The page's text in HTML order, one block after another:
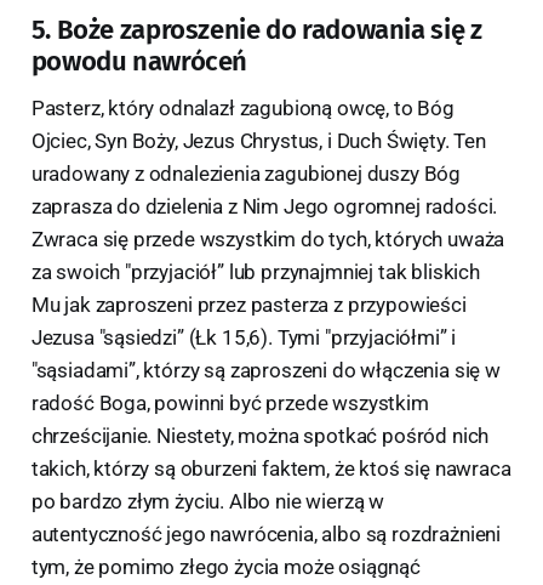
5. Boże zaproszenie do radowania się z
powodu nawróceń
Pasterz, który odnalazł zagubioną owcę, to Bóg
Ojciec, Syn Boży, Jezus Chrystus, i Duch Święty. Ten
uradowany z odnalezienia zagubionej duszy Bóg
zaprasza do dzielenia z Nim Jego ogromnej radości.
Zwraca się przede wszystkim do tych, których uważa
za swoich "przyjaciół” lub przynajmniej tak bliskich
Mu jak zaproszeni przez pasterza z przypowieści
Jezusa "sąsiedzi” (Łk 15,6). Tymi "przyjaciółmi” i
"sąsiadami”, którzy są zaproszeni do włączenia się w
radość Boga, powinni być przede wszystkim
chrześcijanie. Niestety, można spotkać pośród nich
takich, którzy są oburzeni faktem, że ktoś się nawraca
po bardzo złym życiu. Albo nie wierzą w
autentyczność jego nawrócenia, albo są rozdrażnieni
tym, że pomimo złego życia może osiągnąć